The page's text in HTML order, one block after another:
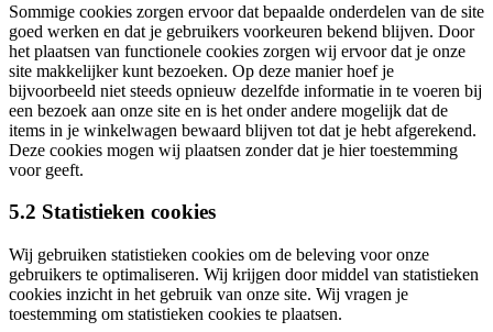
Sommige cookies zorgen ervoor dat bepaalde onderdelen van de site
goed werken en dat je gebruikers voorkeuren bekend blijven. Door
het plaatsen van functionele cookies zorgen wij ervoor dat je onze
site makkelijker kunt bezoeken. Op deze manier hoef je
bijvoorbeeld niet steeds opnieuw dezelfde informatie in te voeren bij
een bezoek aan onze site en is het onder andere mogelijk dat de
items in je winkelwagen bewaard blijven tot dat je hebt afgerekend.
Deze cookies mogen wij plaatsen zonder dat je hier toestemming
voor geeft.
5.2 Statistieken cookies
Wij gebruiken statistieken cookies om de beleving voor onze
gebruikers te optimaliseren. Wij krijgen door middel van statistieken
cookies inzicht in het gebruik van onze site. Wij vragen je
toestemming om statistieken cookies te plaatsen.